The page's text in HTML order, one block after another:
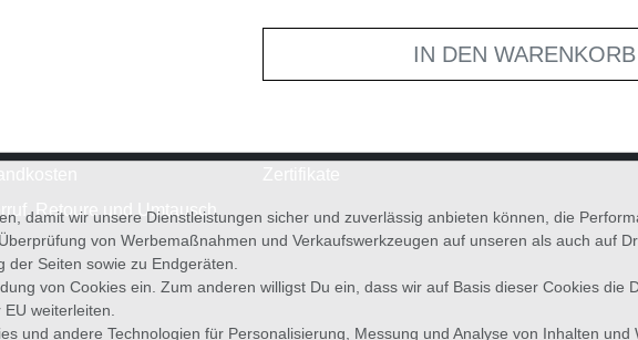
IN DEN
Retoure und Umtausch
damit wir unsere Dienstleistungen sicher und zuverlässig anbieten können, die
von Werbemaßnahmen und Verkaufswerkzeugen auf unseren als auch auf
Seiten sowie zu Endgeräten.
von Cookies ein. Zum anderen willigst Du ein, dass wir auf Basis dieser Cookies die
weiterleiten.
und andere Technologien für Personalisierung, Messung und Analyse von Inhalten und